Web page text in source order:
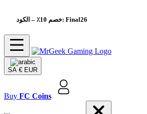
خصم 10٪– الكود: Final26
SA € EUR
Buy FC Coins